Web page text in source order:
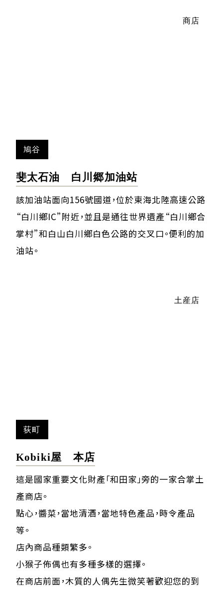
商店
鳩谷
斐太石油 白川郷加油站
該加油站面向156號國道，位於東海北陸高速公路
“白川鄉IC”附近，並且是通往世界遺產“白川鄉合
掌村”和白山白川鄉白色公路的交叉口。便利的加
油站。
土産店
荻町
Kobiki屋 本店
這是國家重要文化財產「和田家」旁的一家合掌土
產商店。
點心，醬菜，當地清酒，當地特色產品，時令產品
等。
店內商品種類繁多。
小猴子佈偶也有多種多樣的選擇。
在商店前面，木質的人偶先生微笑著歡迎您的到